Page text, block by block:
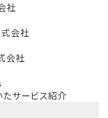
社
会社
会社
サービス紹介